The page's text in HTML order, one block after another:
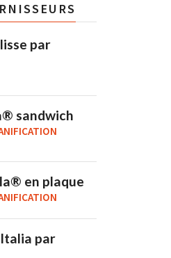
par
sandwich
en plaque
par